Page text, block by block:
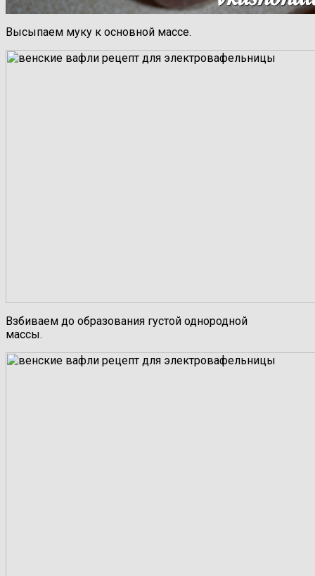
Высыпаем муку к основной массе.
Взбиваем до образования густой однородной
массы.